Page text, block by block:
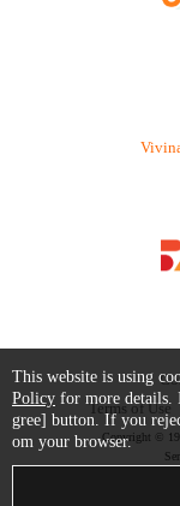
Terms of Use
Copyright ©
This website is using
Policy for more details.
gree] button. If you
om your browser.